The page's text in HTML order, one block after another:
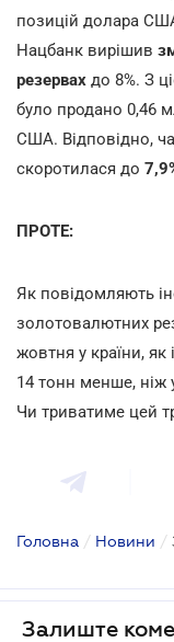
позицій долара
Нацбанк вирішив
резервах до 8%. З
було продано 0,46
США. Відповідно,
скоротилася до
ПРОТЕ:
Як повідомляють
золотовалютних
жовтня у країни,
14 тонн менше, ніж
Чи триватиме цей
Головна / Новини /
Залиште